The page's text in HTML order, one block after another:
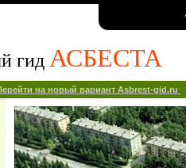
гид АСБЕСТА
на новый вариант Asbrest-gid.ru